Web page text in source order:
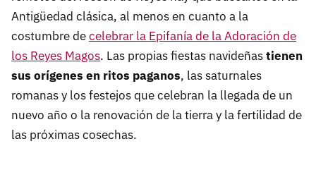
Antigüedad clásica, al menos en cuanto a la
costumbre decelebrar la Epifanía de la Adoración de
los Reyes Magos. Las propias fiestas navideñastienen
sus orígenes en ritos paganos, las saturnales
romanas y los festejos que celebran la llegada de un
nuevo año o la renovación de la tierra y la fertilidad de
las próximas cosechas.